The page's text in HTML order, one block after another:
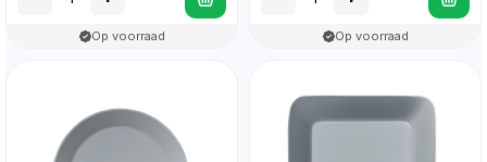
Op voorraad Op voorraad